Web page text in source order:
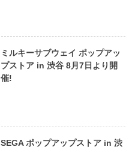
ミルキーサブウェイ ポップアッ
プストア in 渋谷 8月7日より開
催!
SEGA ポップアップストア in 渋